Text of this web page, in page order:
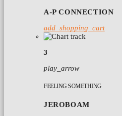
A-P CONNECTION
add_shopping_cart
3
play_arrow
FEELING SOMETHING
JEROBOAM